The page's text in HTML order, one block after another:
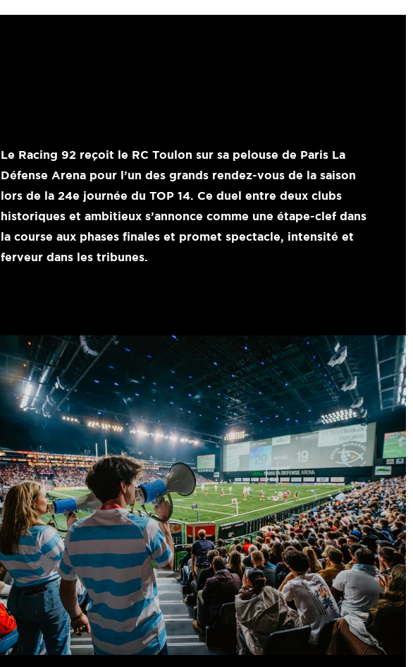
Le Racing 92 reçoit le RC Toulon sur sa pelouse de Paris La
Défense Arena pour l’un des grands rendez-vous de la saison
lors de la 24e journée du TOP 14. Ce duel entre deux clubs
historiques et ambitieux s’annonce comme une étape-clef dans
la course aux phases finales et promet spectacle, intensité et
ferveur dans les tribunes.